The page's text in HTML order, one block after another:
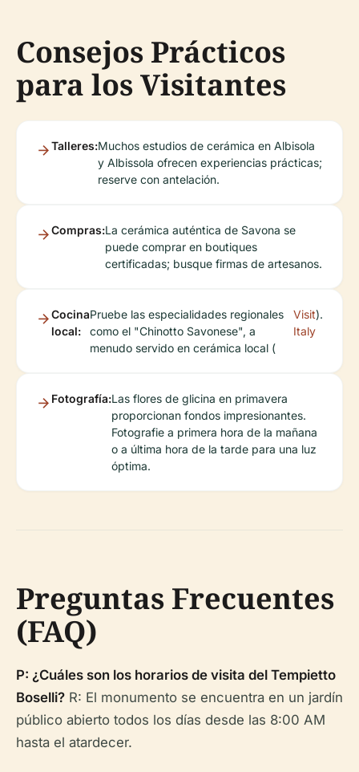
Consejos Prácticos
para los Visitantes
Talleres:Muchos estudios de cerámica en Albisola
y Albissola ofrecen experiencias prácticas;
reserve con antelación.
Compras:La cerámica auténtica de Savona se
puede comprar en boutiques
certificadas; busque firmas de artesanos.
Cocina
local:
Pruebe las especialidades regionales
como el "Chinotto Savonese", a
menudo servido en cerámica local (
Visit
Italy
).
Fotografía:Las flores de glicina en primavera
proporcionan fondos impresionantes.
Fotografie a primera hora de la mañana
o a última hora de la tarde para una luz
óptima.
Preguntas Frecuentes
(FAQ)
P: ¿Cuáles son los horarios de visita del Tempietto
Boselli? R: El monumento se encuentra en un jardín
público abierto todos los días desde las 8:00 AM
hasta el atardecer.